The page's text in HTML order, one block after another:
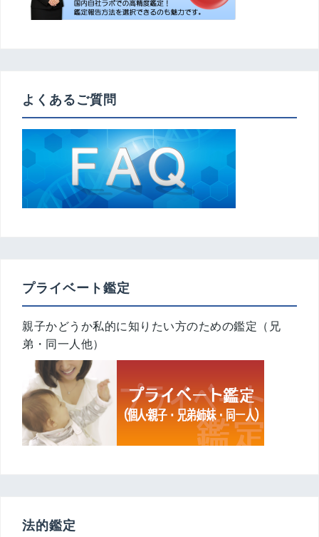
よくあるご質問
プライベート鑑定
親子かどうか私的に知りたい方のための鑑定（兄
弟・同一人他）
法的鑑定